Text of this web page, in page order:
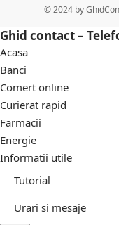
© 2024 by
Ghid contact –
Acasa
Banci
Comert online
Curierat rapid
Farmacii
Energie
Informatii utile
Tutorial
Urari si mesaje